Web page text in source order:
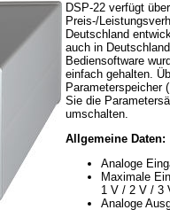
DSP-22 verfügt
Preis-/
Deutschland
auch in
Bediensoftware
einfach gehalten.
Parameterspeicher
Sie die
umschalten.
Allgemeine Daten:
Analoge
Maximale
1 V / 2 V / 3
Analoge